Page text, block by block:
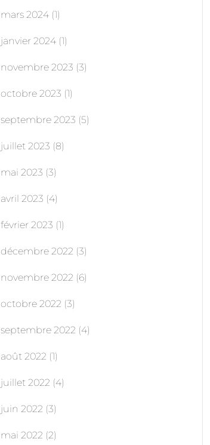
mars 2024 (1)
janvier 2024 (1)
novembre 2023 (3)
octobre 2023 (1)
septembre 2023 (5)
juillet 2023 (8)
mai 2023 (3)
avril 2023 (4)
février 2023 (1)
décembre 2022 (3)
novembre 2022 (6)
octobre 2022 (3)
septembre 2022 (4)
août 2022 (1)
juillet 2022 (4)
juin 2022 (3)
mai 2022 (2)